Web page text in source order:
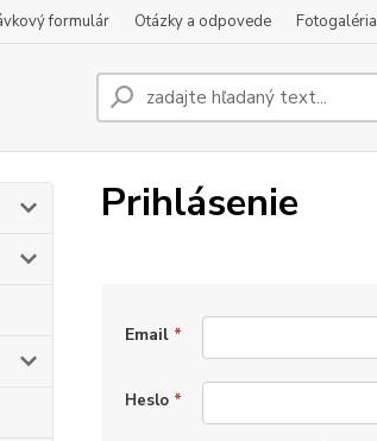
formulár Otázky a odpovede Fotogaléria
Prihlásenie
Email *
Heslo *